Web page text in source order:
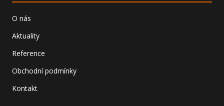
O nás
Aktuality
Reference
Obchodní podmínky
Kontakt